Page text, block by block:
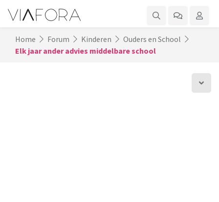
Home Forum Kinderen
Ouders en School
Elk jaar ander advies middelbare school